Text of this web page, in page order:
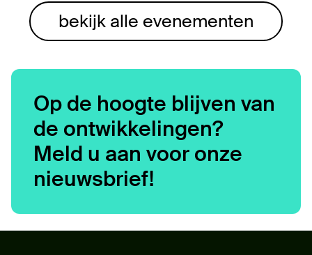
bekijk alle evenementen
Op de hoogte blijven van
de ontwikkelingen?
Meld u aan voor onze
nieuwsbrief!